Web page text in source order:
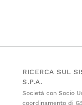
RICERCA SUL
S.P.A.
Società con Socio
coordinamento di